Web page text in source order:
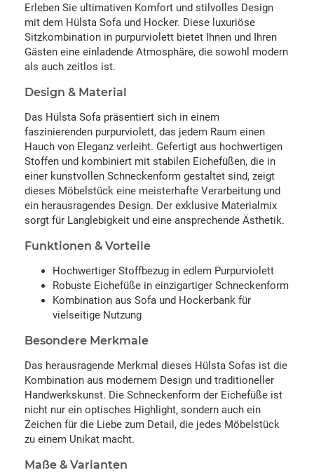
Erleben Sie ultimativen Komfort und stilvolles Design
mit dem Hülsta Sofa und Hocker. Diese luxuriöse
Sitzkombination in purpurviolett bietet Ihnen und Ihren
Gästen eine einladende Atmosphäre, die sowohl modern
als auch zeitlos ist.
Design & Material
Das Hülsta Sofa präsentiert sich in einem
faszinierenden purpurviolett, das jedem Raum einen
Hauch von Eleganz verleiht. Gefertigt aus hochwertigen
Stoffen und kombiniert mit stabilen Eichefüßen, die in
einer kunstvollen Schneckenform gestaltet sind, zeigt
dieses Möbelstück eine meisterhafte Verarbeitung und
ein herausragendes Design. Der exklusive Materialmix
sorgt für Langlebigkeit und eine ansprechende Ästhetik.
Funktionen & Vorteile
Hochwertiger Stoffbezug in edlem Purpurviolett
Robuste Eichefüße in einzigartiger Schneckenform
Kombination aus Sofa und Hockerbank für
vielseitige Nutzung
Besondere Merkmale
Das herausragende Merkmal dieses Hülsta Sofas ist die
Kombination aus modernem Design und traditioneller
Handwerkskunst. Die Schneckenform der Eichefüße ist
nicht nur ein optisches Highlight, sondern auch ein
Zeichen für die Liebe zum Detail, die jedes Möbelstück
zu einem Unikat macht.
Maße & Varianten